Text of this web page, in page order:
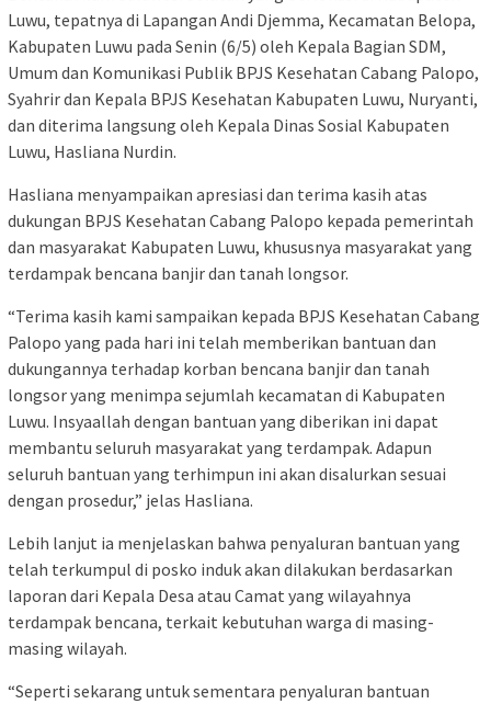
Luwu, tepatnya di Lapangan Andi Djemma, Kecamatan Belopa,
Kabupaten Luwu pada Senin (6/5) oleh Kepala Bagian SDM,
Umum dan Komunikasi Publik BPJS Kesehatan Cabang Palopo,
Syahrir dan Kepala BPJS Kesehatan Kabupaten Luwu, Nuryanti,
dan diterima langsung oleh Kepala Dinas Sosial Kabupaten
Luwu, Hasliana Nurdin.
Hasliana menyampaikan apresiasi dan terima kasih atas
dukungan BPJS Kesehatan Cabang Palopo kepada pemerintah
dan masyarakat Kabupaten Luwu, khususnya masyarakat yang
terdampak bencana banjir dan tanah longsor.
“Terima kasih kami sampaikan kepada BPJS Kesehatan Cabang
Palopo yang pada hari ini telah memberikan bantuan dan
dukungannya terhadap korban bencana banjir dan tanah
longsor yang menimpa sejumlah kecamatan di Kabupaten
Luwu. Insyaallah dengan bantuan yang diberikan ini dapat
membantu seluruh masyarakat yang terdampak. Adapun
seluruh bantuan yang terhimpun ini akan disalurkan sesuai
dengan prosedur,” jelas Hasliana.
Lebih lanjut ia menjelaskan bahwa penyaluran bantuan yang
telah terkumpul di posko induk akan dilakukan berdasarkan
laporan dari Kepala Desa atau Camat yang wilayahnya
terdampak bencana, terkait kebutuhan warga di masing-
masing wilayah.
“Seperti sekarang untuk sementara penyaluran bantuan